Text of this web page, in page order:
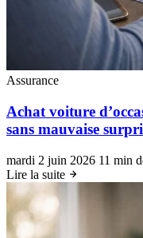
Assurance
Achat voiture
sans mauvaise
mardi 2 juin 2026 11 min
Lire la suite